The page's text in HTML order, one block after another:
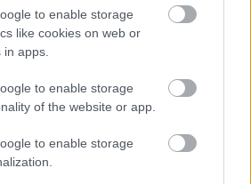
to enable storage
like cookies on web or
apps.
to enable storage
of the website or app.
to enable storage